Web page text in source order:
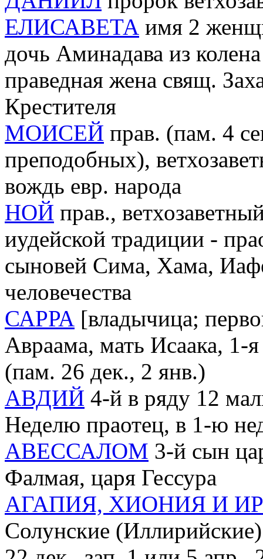
ЕЛИСАВЕТА имя 2
дочь Аминадава из
праведная жена свящ.
Крестителя
МОИСЕЙ прав. (пам. 4
преподобных),
вождь евр. народа
НОЙ прав.,
иудейской традиции -
сыновей Сима, Хама,
человечества
САРРА [владычица;
Авраама, мать Исаака, 1-
(пам. 26 дек., 2 янв.)
АВДИЙ 4-й в ряду 12
Неделю праотец, в 1-ю
АВЕССАЛОМ 3-й сын
Фалмая, царя Гессура
АГАПИЯ, ХИОНИЯ И
Солунские